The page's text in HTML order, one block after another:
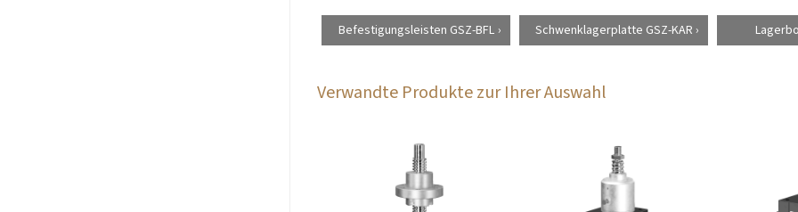
Befestigungsleisten GSZ-BFL Schwenklagerplatte GSZ-KAR
Verwandte Produkte zur Ihrer Auswahl